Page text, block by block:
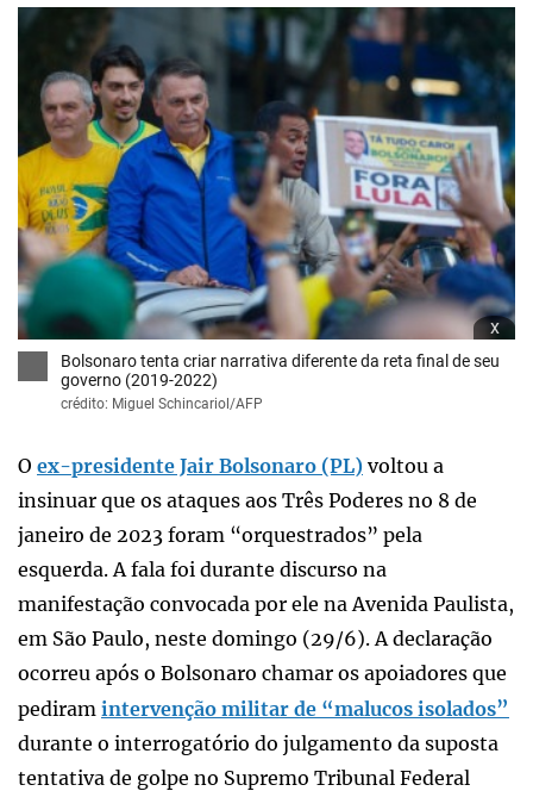
x
Bolsonaro tenta criar narrativa diferente da reta final de seu
governo (2019-2022)
crédito: Miguel Schincariol/AFP
O ex-presidente Jair Bolsonaro (PL) voltou a
insinuar que os ataques aos Três Poderes no 8 de
janeiro de 2023 foram “orquestrados” pela
esquerda. A fala foi durante discurso na
manifestação convocada por ele na Avenida Paulista,
em São Paulo, neste domingo (29/6). A declaração
ocorreu após o Bolsonaro chamar os apoiadores que
pediram intervenção militar de “malucos isolados”
durante o interrogatório do julgamento da suposta
tentativa de golpe no Supremo Tribunal Federal